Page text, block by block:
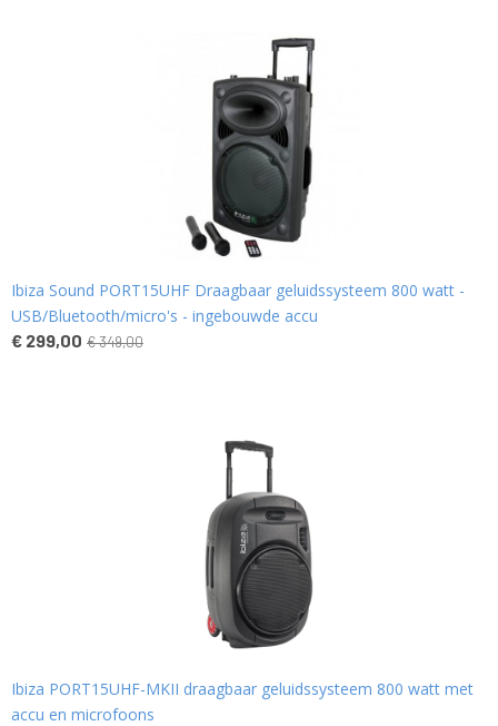
Ibiza Sound PORT15UHF Draagbaar geluidssysteem 800 watt -
USB/Bluetooth/micro's - ingebouwde accu
€ 299,00 € 349,00
Ibiza PORT15UHF-MKII draagbaar geluidssysteem 800 watt met
accu en microfoons